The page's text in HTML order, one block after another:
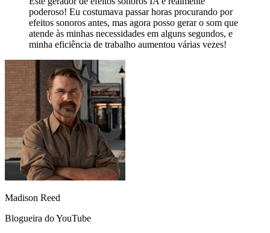
poderoso! Eu costumava passar horas procurando por
efeitos sonoros antes, mas agora posso gerar o som que
atende às minhas necessidades em alguns segundos, e
minha eficiência de trabalho aumentou várias vezes!
Madison Reed
Blogueira do YouTube